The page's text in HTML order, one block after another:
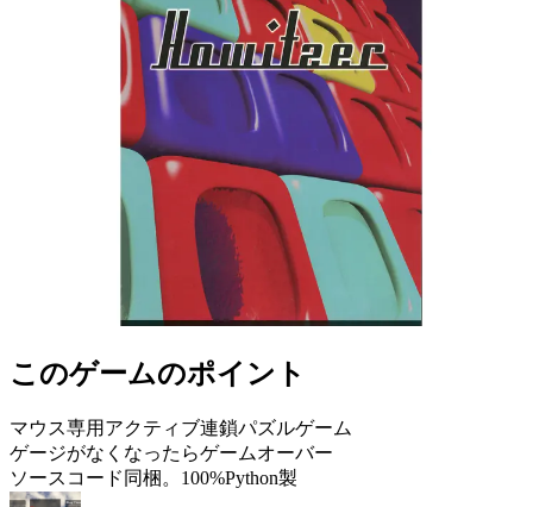
このゲームのポイント
マウス専用アクティブ連鎖パズルゲーム
ゲージがなくなったらゲームオーバー
ソースコード同梱。100%Python製